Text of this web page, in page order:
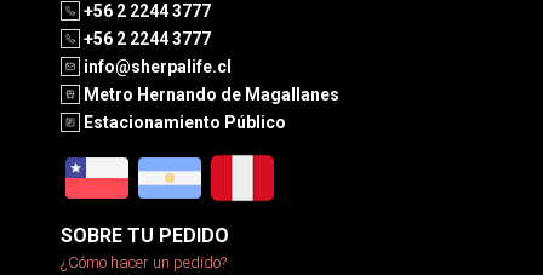
+56 2 2244 3777
+56 2 2244 3777
info@sherpalife.cl
Metro Hernando de Magallanes
Estacionamiento Público
SOBRE TU PEDIDO
¿Cómo hacer un pedido?